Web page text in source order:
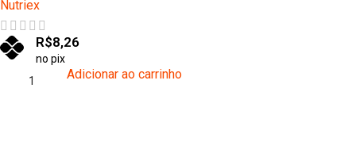
Nutriex
R$8,26
no pix
Adicionar ao carrinho